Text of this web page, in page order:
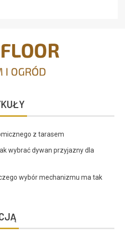
z tarasem
wybrać dywan przyjazny dla
wybór mechanizmu ma tak